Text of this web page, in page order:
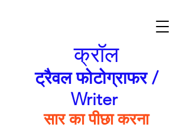
क्रॉल
ट्रैवल फोटोग्राफर /
Writer
सार का पीछा करना